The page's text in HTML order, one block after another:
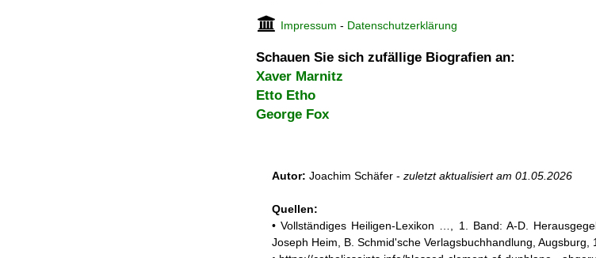
Impressum - Datenschutzerklärung
Schauen Sie sich zufällige Biografien an:
Xaver Marnitz
Etto Etho
George Fox
Autor: Joachim Schäfer - zuletzt aktualisiert am 01.05.2026
Quellen:
• Vollständiges Heiligen-Lexikon …, 1. Band: A-D.
Joseph Heim, B. Schmid'sche Verlagsbuchhandlung, Augsburg,